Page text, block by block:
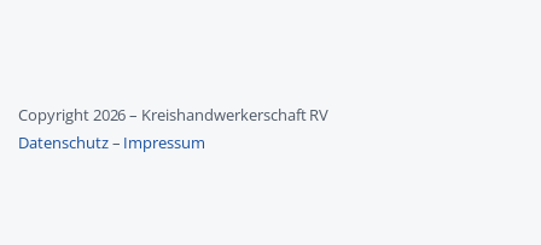
Copyright 2026 – Kreishandwerkerschaft RV
Datenschutz– Impressum